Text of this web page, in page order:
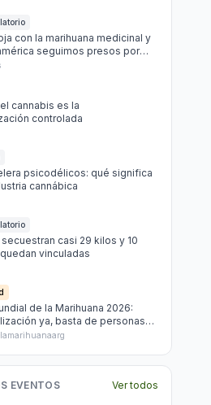
con la marihuana medicinal y
seguimos presos por
cannabis es la
controlada
psicodélicos: qué significa
cannábica
casi 29 kilos y 10
vinculadas
de la Marihuana 2026:
ya, basta de personas
marihuana"
EVENTOS Ver todos